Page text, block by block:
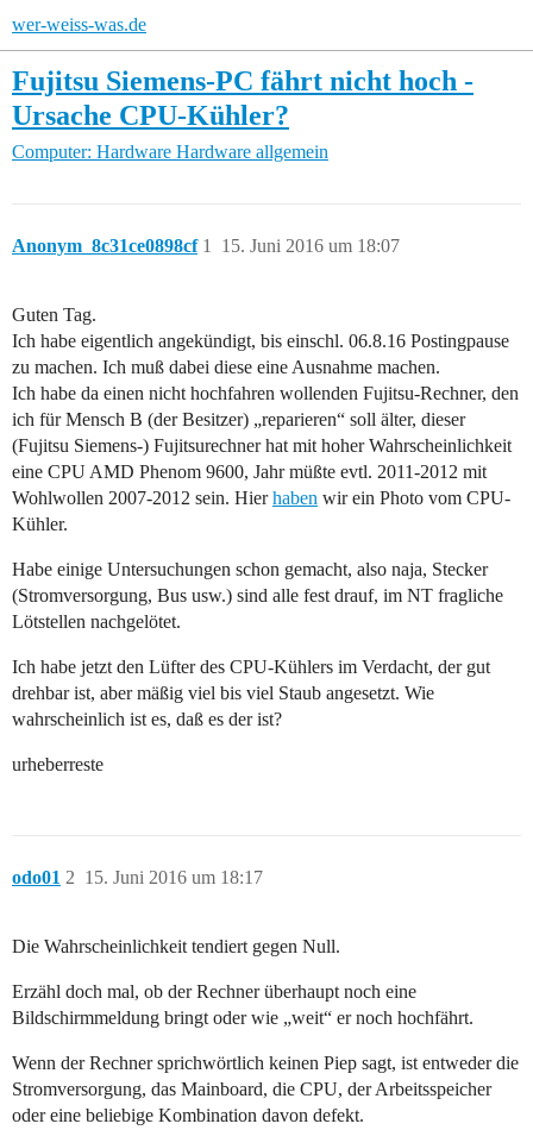
wer-weiss-was.de
Fujitsu Siemens-PC fährt nicht hoch -
Ursache CPU-Kühler?
Computer: Hardware Hardware allgemein
Anonym_8c31ce0898cf 15. Juni 2016 um 18:07
1
Guten Tag.
Ich habe eigentlich angekündigt, bis einschl. 06.8.16 Postingpause
zu machen. Ich muß dabei diese eine Ausnahme machen.
Ich habe da einen nicht hochfahren wollenden Fujitsu-Rechner, den
ich für Mensch B (der Besitzer) „reparieren“ soll älter, dieser
(Fujitsu Siemens-) Fujitsurechner hat mit hoher Wahrscheinlichkeit
eine CPU AMD Phenom 9600, Jahr müßte evtl. 2011-2012 mit
Wohlwollen 2007-2012 sein. Hierhaben wir ein Photo vom CPU-
Kühler.
Habe einige Untersuchungen schon gemacht, also naja, Stecker
(Stromversorgung, Bus usw.) sind alle fest drauf, im NT fragliche
Lötstellen nachgelötet.
Ich habe jetzt den Lüfter des CPU-Kühlers im Verdacht, der gut
drehbar ist, aber mäßig viel bis viel Staub angesetzt. Wie
wahrscheinlich ist es, daß es der ist?
urheberreste
odo01 15. Juni 2016 um 18:17
2
Die Wahrscheinlichkeit tendiert gegen Null.
Erzähl doch mal, ob der Rechner überhaupt noch eine
Bildschirmmeldung bringt oder wie „weit“ er noch hochfährt.
Wenn der Rechner sprichwörtlich keinen Piep sagt, ist entweder die
Stromversorgung, das Mainboard, die CPU, der Arbeitsspeicher
oder eine beliebige Kombination davon defekt.